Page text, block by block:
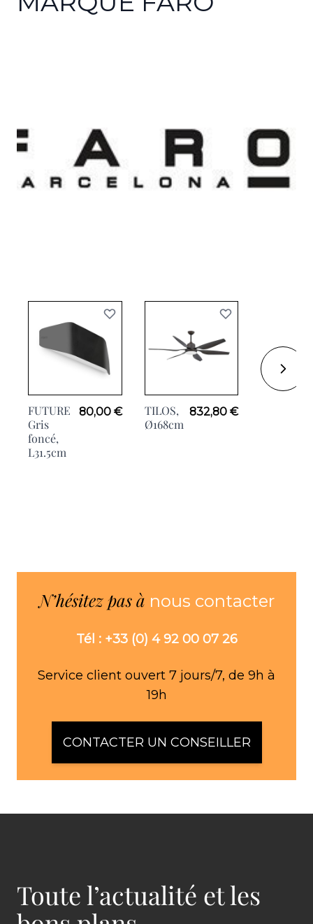
FUTURE
Gris
foncé,
L31.5cm
80,00 €
TILOS,
Ø168cm
832,80 €
N’hésitez pas à nous contacter
Tél : +33 (0) 4 92 00 07 26
Service client ouvert 7 jours/7, de 9h à
19h
CONTACTER UN CONSEILLER
Toute l’actualité et les